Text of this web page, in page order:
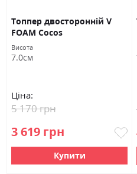
Топпер двосторонній V
FOAM Cocos
Висота
7.0см
Ціна:
3 619 грн
5 170 грн
Купити